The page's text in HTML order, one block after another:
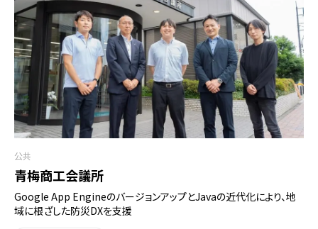
公共
青梅商工会議所
Google App EngineのバージョンアップとJavaの近代化により、地
域に根ざした防災DXを支援